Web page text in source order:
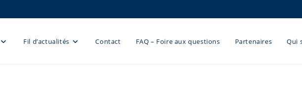
Fil d’actualités Contact FAQ – Foire aux questions Partenaires Qui